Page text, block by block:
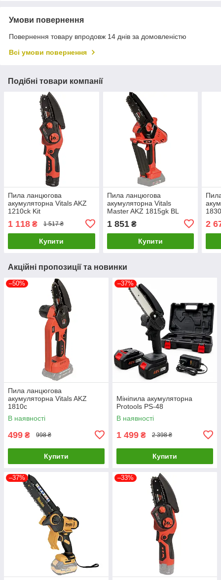
Умови повернення
Повернення товару впродовж 14 днів за домовленістю
Всі умови повернення
Подібні товари компанії
Пила ланцюгова
акумуляторна Vitals AKZ
1210ck Kit
1 118 ₴ 1 517 ₴
Купити
Пила ланцюгова
акумуляторна Vitals
Master AKZ 1815gk BL
1 851₴
Купити
2
Акційні пропозиції та новинки
–50%
Пила ланцюгова
акумуляторна Vitals AKZ
1810c
В наявності
499 ₴ 998 ₴
Купити
–37%
Мініпила акумуляторна
Protools PS-48
В наявності
1 499 ₴ 2 398 ₴
Купити
–37% –33%